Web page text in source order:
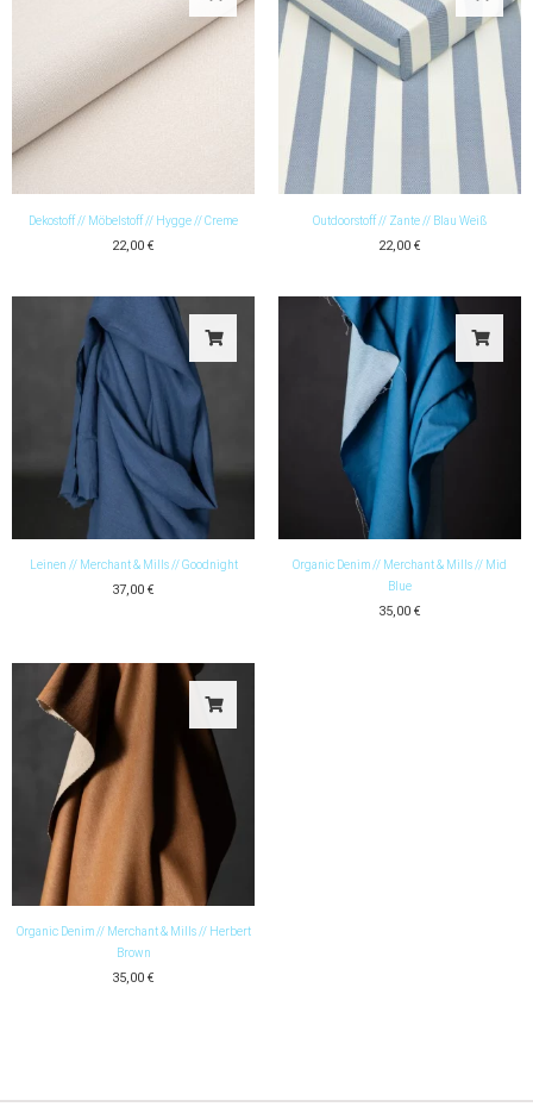
Dekostoff // Möbelstoff // Hygge // Creme
22,00 €
Outdoorstoff // Zante // Blau Weiß
22,00 €
Leinen // Merchant & Mills // Goodnight
37,00 €
Organic Denim // Merchant & Mills // Mid
Blue
35,00 €
Organic Denim // Merchant & Mills // Herbert
Brown
35,00 €